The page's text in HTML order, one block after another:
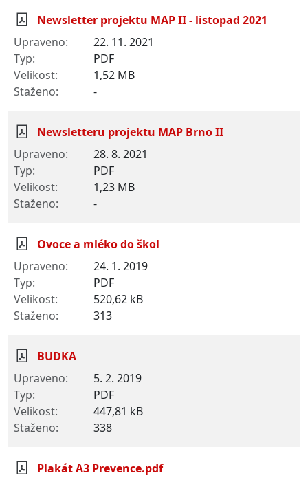
Newsletter projektu MAP II - listopad 2021
22. 11. 2021
PDF
1,52 MB
-
Newsletteru projektu MAP Brno II
28. 8. 2021
PDF
1,23 MB
-
Ovoce a mléko do škol
24. 1. 2019
PDF
520,62 kB
313
BUDKA
5. 2. 2019
PDF
447,81 kB
338
Plakát A3 Prevence.pdf